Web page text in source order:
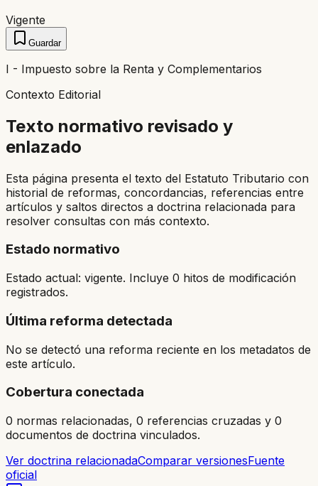
Vigente
Guardar
I - Impuesto sobre la Renta y Complementarios
Contexto Editorial
Texto normativo revisado y
enlazado
Esta página presenta el texto del Estatuto Tributario con
historial de reformas, concordancias, referencias entre
artículos y saltos directos a doctrina relacionada para
resolver consultas con más contexto.
Estado normativo
Estado actual: vigente. Incluye 0 hitos de modificación
registrados.
Última reforma detectada
No se detectó una reforma reciente en los metadatos de
este artículo.
Cobertura conectada
0 normas relacionadas, 0 referencias cruzadas y 0
documentos de doctrina vinculados.
Ver doctrina relacionadaComparar versionesFuente
oficial